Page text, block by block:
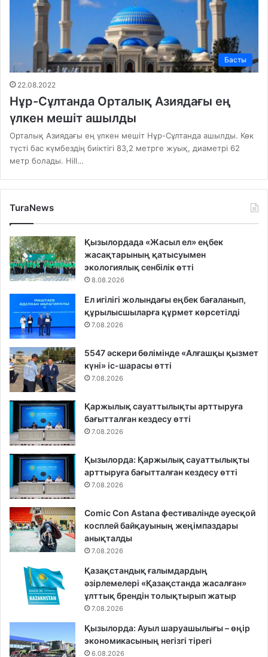
Басты
22.08.2022
Нұр-Сұлтанда Орталық Азиядағы ең
үлкен мешіт ашылды
Орталық Азиядағы ең үлкен мешіт Нұр-Сұлтанда ашылды. Көк
түсті бас күмбездің биіктігі 83,2 метрге жуық, диаметрі 62
метр болады. Hill…
TuraNews
Қызылордада «Жасыл ел» еңбек
жасақтарының қатысуымен
экологиялық сенбілік өтті
8.08.2026
Ел игілігі жолындағы еңбек бағаланып,
құрылысшыларға құрмет көрсетілді
7.08.2026
5547 әскери бөлімінде «Алғашқы қызмет
күні» іс-шарасы өтті
7.08.2026
Қаржылық сауаттылықты арттыруға
бағытталған кездесу өтті
7.08.2026
Қызылорда: Қаржылық сауаттылықты
арттыруға бағытталған кездесу өтті
7.08.2026
Comic Con Astana фестивалінде әуесқой
косплей байқауының жеңімпаздары
анықталды
7.08.2026
Қазақстандық ғалымдардың
әзірлемелері «Қазақстанда жасалған»
ұлттық брендін толықтырып жатыр
7.08.2026
Қызылорда: Ауыл шаруашылығы – өңір
экономикасының негізгі тірегі
6.08.2026